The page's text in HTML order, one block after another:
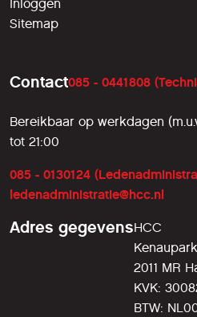
Inloggen
Sitemap
Contact085 - 0441808
Bereikbaar op werkdagen
tot 21:00
085 - 0130124
ledenadministratie@hcc.nl
Adres gegevensHCC
2011 MR
KVK:
BTW: